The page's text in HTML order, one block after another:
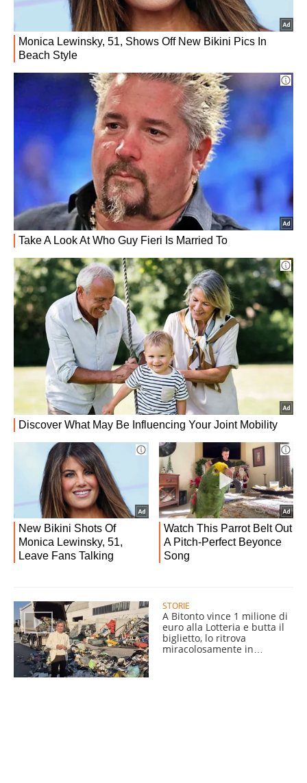
STORIE
A Bitonto vince 1 milione di
euro alla Lotteria e butta il
biglietto, lo ritrova
miracolosamente in